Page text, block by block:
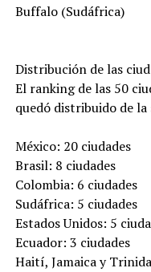
Buffalo (Sudáfrica)
Distribución de las
El ranking de las 50
quedó distribuido de
México: 20 ciudades
Brasil: 8 ciudades
Colombia: 6 ciudades
Sudáfrica: 5 ciudades
Estados Unidos: 5
Ecuador: 3 ciudades
Haití, Jamaica y